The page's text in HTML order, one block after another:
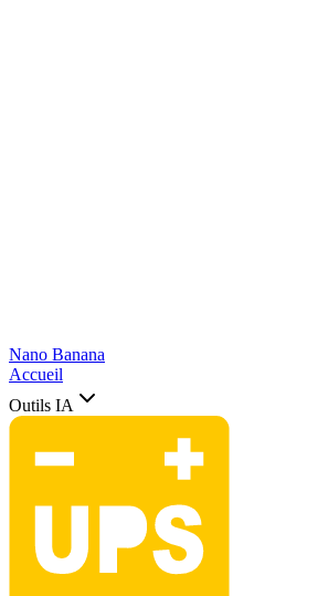
Nano Banana
Accueil
Outils IA